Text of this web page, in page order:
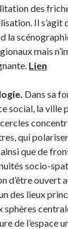
des
Il s’agit
la
mais
Lien
Dans sa
social, la ville
qui
que de
socio-
d’être ouvert
des lieux
de l’espace